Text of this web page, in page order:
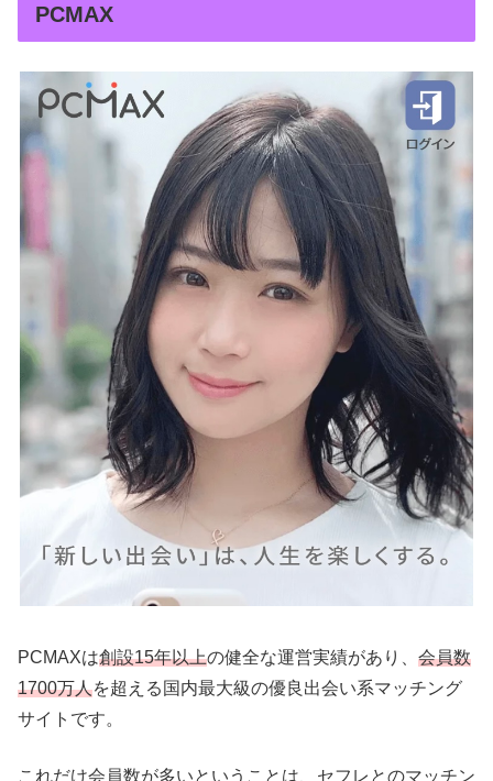
PCMAX
PCMAXは創設15年以上の健全な運営実績があり、 会員数
1700万人を超える国内最大級の優良出会い系マッチング
サイトです。
これだけ会員数が多いということは、セフレとのマッチン